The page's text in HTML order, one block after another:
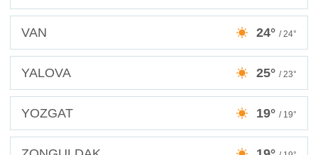
VAN 24° / 24°
YALOVA 25° / 23°
YOZGAT 19° / 19°